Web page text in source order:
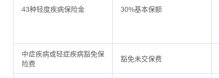
43种轻度疾病保险金 30%基本保额
中症疾病或轻症疾病豁免保
险费
豁免未交保费